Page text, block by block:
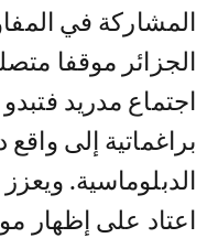
المشاركة في
الجزائر موقفا
اجتماع مدريد
براغماتية إلى
الدبلوماسية.
اعتاد على إظهار